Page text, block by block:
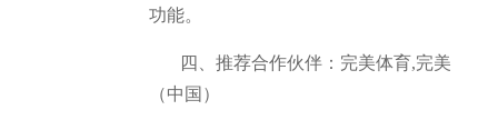
功能。
四、推荐合作伙伴：完美体育,完美
（中国）